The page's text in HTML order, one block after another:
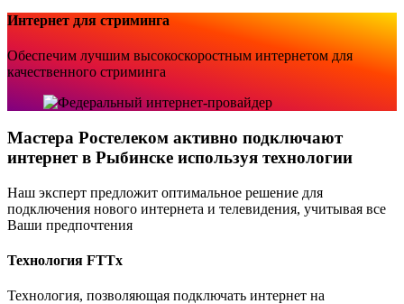
Интернет для стриминга
Обеспечим лучшим высокоскоростным интернетом для
качественного стриминга
Мастера Ростелеком активно подключают
интернет в Рыбинске используя технологии
Наш эксперт предложит оптимальное решение для
подключения нового интернета и телевидения, учитывая все
Ваши предпочтения
Технология FTTx
Технология, позволяющая подключать интернет на